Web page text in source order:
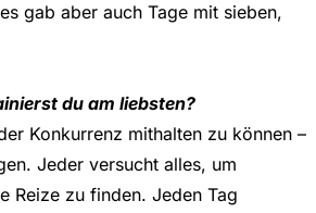
gab aber auch Tage mit sieben,
du am liebsten?
Konkurrenz mithalten zu können –
Jeder versucht alles, um
Reize zu finden. Jeden Tag